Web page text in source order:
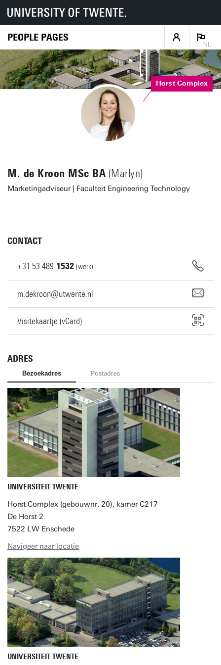
PEOPLE PAGES
NL
Horst Complex
M. de Kroon MSc BA (Marlyn)
Marketingadviseur | Faculteit Engineering Technology
CONTACT
+31 53 489 1532 (werk)
m.dekroon@utwente.nl
Visitekaartje (vCard)
ADRES
Bezoekadres Postadres
UNIVERSITEIT TWENTE
Horst Complex (gebouwnr. 20), kamer C217
De Horst 2
7522 LW Enschede
Navigeer naar locatie
UNIVERSITEIT TWENTE